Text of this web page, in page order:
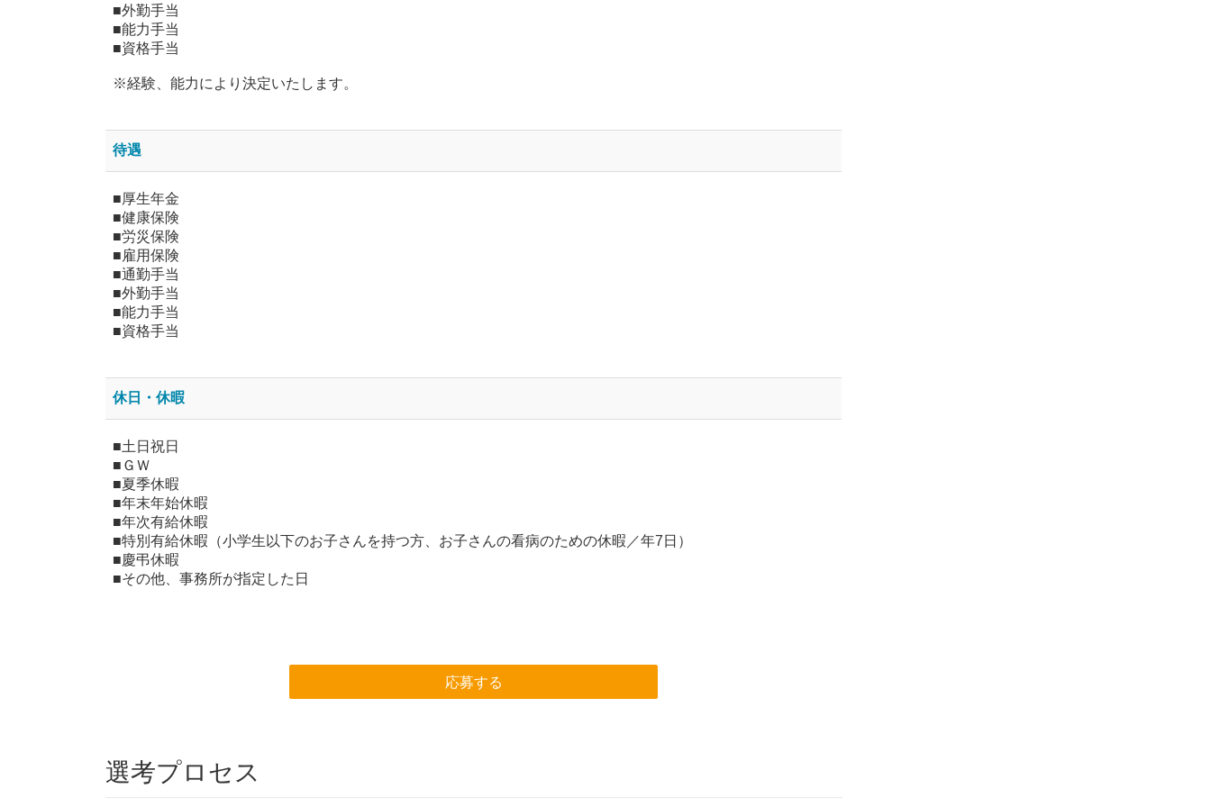
■外勤手当
■能力手当
■資格手当
※経験、能力により決定いたします。
待遇
■厚生年金
■健康保険
■労災保険
■雇用保険
■通勤手当
■外勤手当
■能力手当
■資格手当
休日・休暇
■土日祝日
■ＧＷ
■夏季休暇
■年末年始休暇
■年次有給休暇
■特別有給休暇（小学生以下のお子さんを持つ方、お子さんの看病のための休暇／年7日）
■慶弔休暇
■その他、事務所が指定した日
応募する
選考プロセス